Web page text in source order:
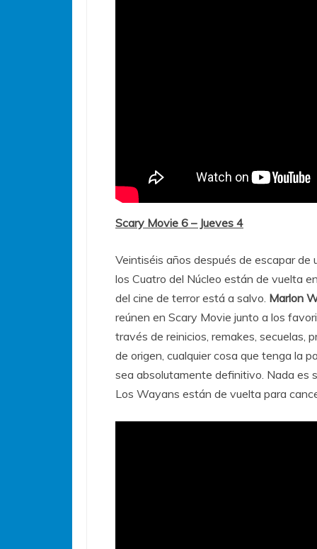
Scary Movie 6 – Jueves 4
Veintiséis años después de escapar
los Cuatro del Núcleo están de vuelta
del cine de terror está a salvo. Marlon
reúnen en Scary Movie junto a los
través de reinicios, remakes, secuelas,
de origen, cualquier cosa que tenga la
sea absolutamente definitivo. Nada es
Los Wayans están de vuelta para